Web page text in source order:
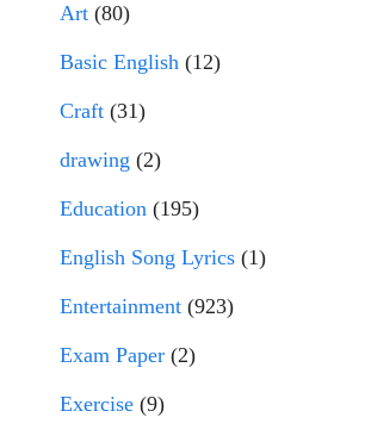
Art (80)
Basic English (12)
Craft (31)
drawing (2)
Education (195)
English Song Lyrics (1)
Entertainment (923)
Exam Paper (2)
Exercise (9)